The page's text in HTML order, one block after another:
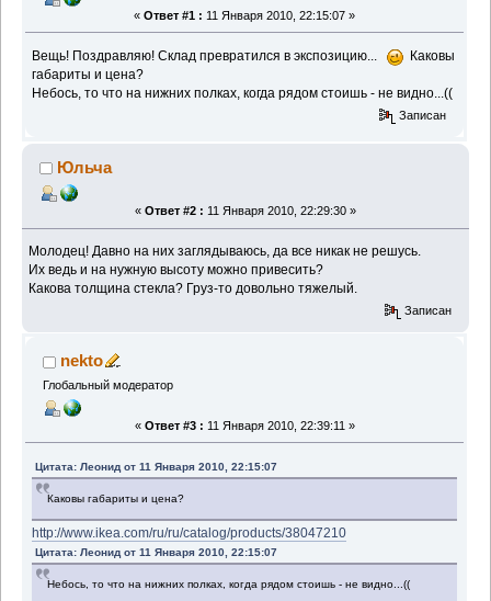
« Ответ #1 : 11 Января 2010, 22:15:07 »
Вещь! Поздравляю! Склад превратился в экспозицию...
Каковы
габариты и цена?
Небось, то что на нижних полках, когда рядом стоишь - не видно...((
Записан
Юльча
« Ответ #2 : 11 Января 2010, 22:29:30 »
Молодец! Давно на них заглядываюсь, да все никак не решусь.
Их ведь и на нужную высоту можно привесить?
Какова толщина стекла? Груз-то довольно тяжелый.
Записан
nekto
Глобальный модератор
« Ответ #3 : 11 Января 2010, 22:39:11 »
Цитата: Леонид от 11 Января 2010, 22:15:07
Каковы габариты и цена?
http://www.ikea.com/ru/ru/catalog/products/38047210
Цитата: Леонид от 11 Января 2010, 22:15:07
Небось, то что на нижних полках, когда рядом стоишь - не видно...((